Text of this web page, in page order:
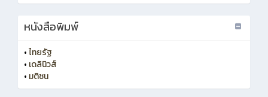
หนังสือพิมพ์
•ไทยรัฐ
• เดลินิวส์
• มติชน